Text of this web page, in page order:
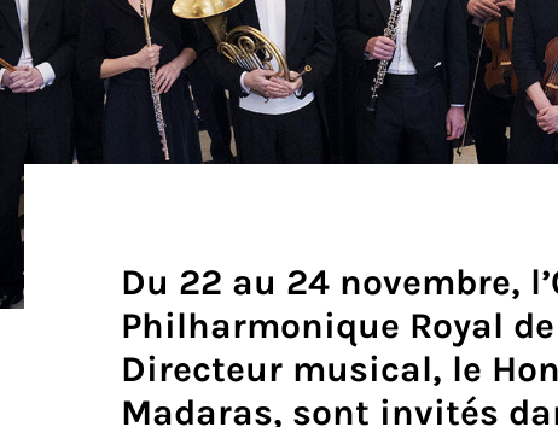
Du 22 au 24 novembre,
Philharmonique Royal de
Directeur musical, le
Madaras, sont invités